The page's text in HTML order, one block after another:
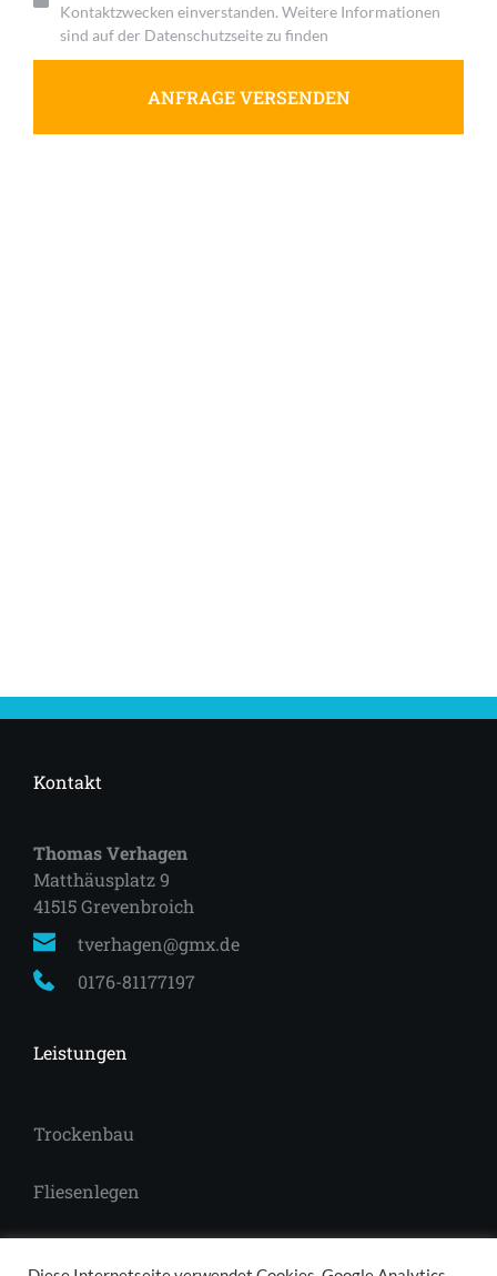
Kontaktzwecken einverstanden. Weitere Informationen
sind auf der Datenschutzseite zu finden
ANFRAGE VERSENDEN
Kontakt
Thomas Verhagen
Matthäusplatz 9
41515 Grevenbroich
tverhagen@gmx.de
0176-81177197
Leistungen
Trockenbau
Fliesenlegen